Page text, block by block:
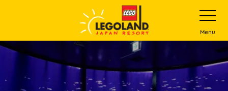
主
容
打
开
网
站
菜
单
Menu